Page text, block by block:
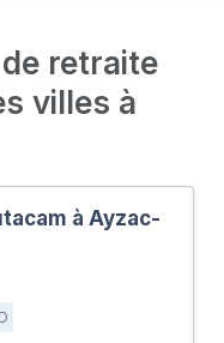
de retraite
villes à
à Ayzac-